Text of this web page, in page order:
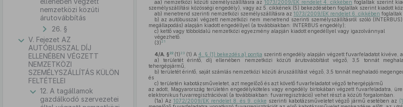
nemzetközi közúti
árutovábbítás
26. §
V. Fejezet AZ
AUTÓBUSSZAL DÍJ
ELLENÉBEN VÉGZETT
NEMZETKÖZI
SZEMÉLYSZÁLLÍTÁS KÜLÖN
FELTÉTELEI
12. A tagállamok
gazdálkodó szervezetei
aa) nemzetközi közúti személyszállításra az1073/2009/EK rendelet 4. cikkében foglaltak szerint
személyszállítási közösségi engedély), vagy az 5. cikkének (5) bekezdésében foglaltak szerint kiadott
ab) menetrend szerinti nemzetközi személyszállításra az 1073/2009/EK rendelet 6. cikkében
b) az autóbusszal végzett nemzetközi nem menetrend szerinti személyszállításról szóló
megállapodás) alapján kiadott engedéllyel (a továbbiakban: INTERBUS engedély);
c) kettő vagy többoldalú nemzetközi egyezmény alapján kiadott engedéllyel vagy igazolvánnyal
végezhető.
(3) 21
4/A. §22 (1) 23(1) A 4. § (1) bekezdés a) pontja szerinti engedély alapján végzett fuvarfeladatot kivéve,
a) területét érintő, díj ellenében nemzetközi közúti árutovábbítást végző, 3,5 tonnát
tehergépjármű,
b) területét érintő, saját számlás nemzetközi közúti áruszállítást végző, 3,5 tonnát meghaladó
és
c) területén kabotázsműveletet, azt megelőző és azt követő fuvarfeladatot végző tehergépjármű
az adott, Magyarország területén engedélyköteles vagy engedély birtokában végzett fuvarfeladatra,
elektronikus fuvarregisztrációval (a továbbiakban: fuvarregisztráció) vehet részt a közúti forgalomban.
(1a) Az 1072/2009/EK rendelet 8. és 9. cikke szerinti kabotázsműveletet végző jármű esetében az